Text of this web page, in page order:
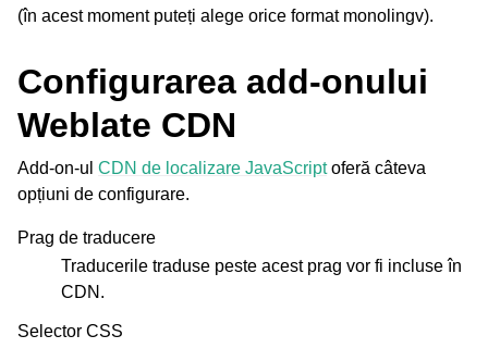
(în acest moment puteți alege orice format monolingv).
Configurarea add-onului
Weblate CDN
Add-on-ul CDN de localizare JavaScriptoferă câteva
opțiuni de configurare.
Prag de traducere
Traducerile traduse peste acest prag vor fi incluse în
CDN.
Selector CSS